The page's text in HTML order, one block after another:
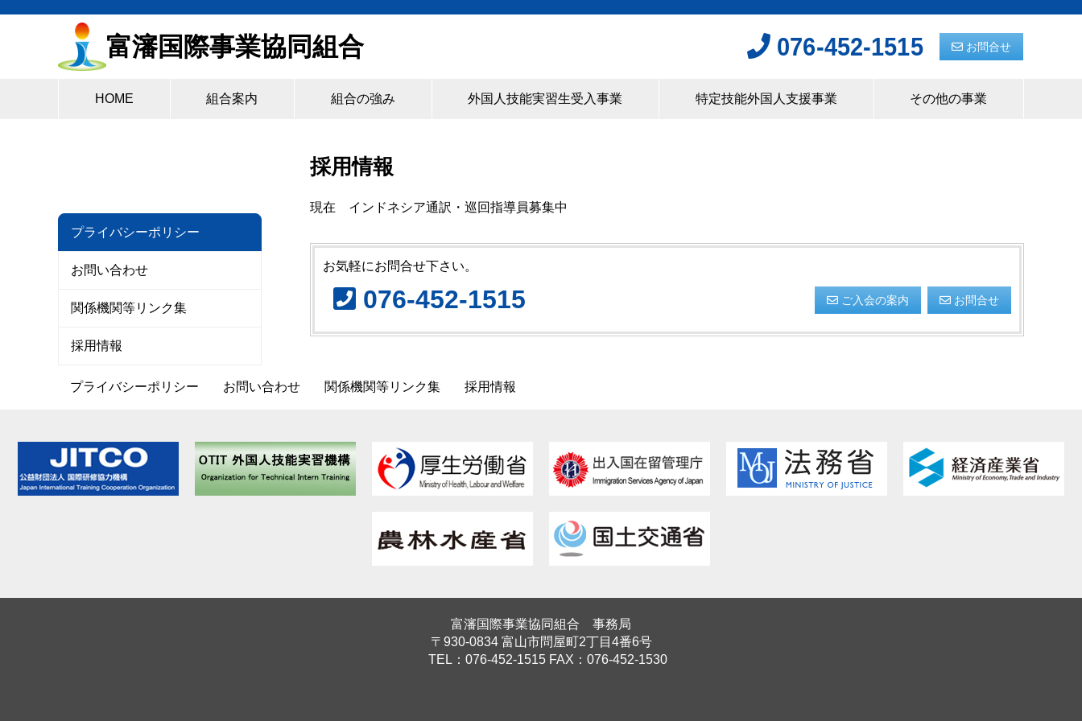
富瀋国際事業協同組合 076-452-1515 お問合せ
HOME 組合案内 組合の強み 外国人技能実習生受入事業 特定技能外国人支援事業 その他の事業
採用情報
現在 インドネシア通訳・巡回指導員募集中
お気軽にお問合せ下さい。
076-452-1515 ご入会の案内 お問合せ
プライバシーポリシー
お問い合わせ
関係機関等リンク集
採用情報
プライバシーポリシー お問い合わせ 関係機関等リンク集 採用情報
富瀋国際事業協同組合 事務局
〒930-0834 富山市問屋町2丁目4番6号
TEL：076-452-1515 FAX：076-452-1530